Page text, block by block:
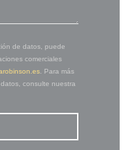
de datos, puede
comerciales
. Para más
consulte nuestra